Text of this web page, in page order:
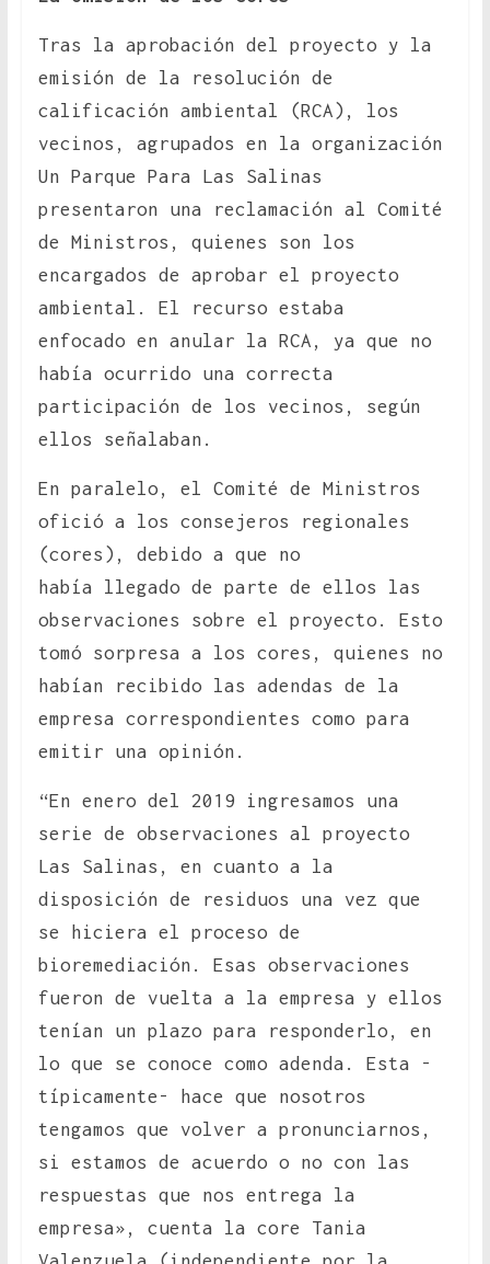
Tras la aprobación del proyecto y la
emisión de la resolución de
calificación ambiental (RCA), los
vecinos, agrupados en la organización
Un Parque Para Las Salinas
presentaron una reclamación al Comité
de Ministros, quienes son los
encargados de aprobar el proyecto
ambiental. El recurso estaba
enfocado en anular la RCA, ya que no
había ocurrido una correcta
participación de los vecinos, según
ellos señalaban.
En paralelo, el Comité de Ministros
ofició a los consejeros regionales
(cores), debido a que no
había llegado de parte de ellos las
observaciones sobre el proyecto. Esto
tomó sorpresa a los cores, quienes no
habían recibido las adendas de la
empresa correspondientes como para
emitir una opinión.
“En enero del 2019 ingresamos una
serie de observaciones al proyecto
Las Salinas, en cuanto a la
disposición de residuos una vez que
se hiciera el proceso de
bioremediación. Esas observaciones
fueron de vuelta a la empresa y ellos
tenían un plazo para responderlo, en
lo que se conoce como adenda. Esta -
típicamente- hace que nosotros
tengamos que volver a pronunciarnos,
si estamos de acuerdo o no con las
respuestas que nos entrega la
empresa», cuenta la core Tania